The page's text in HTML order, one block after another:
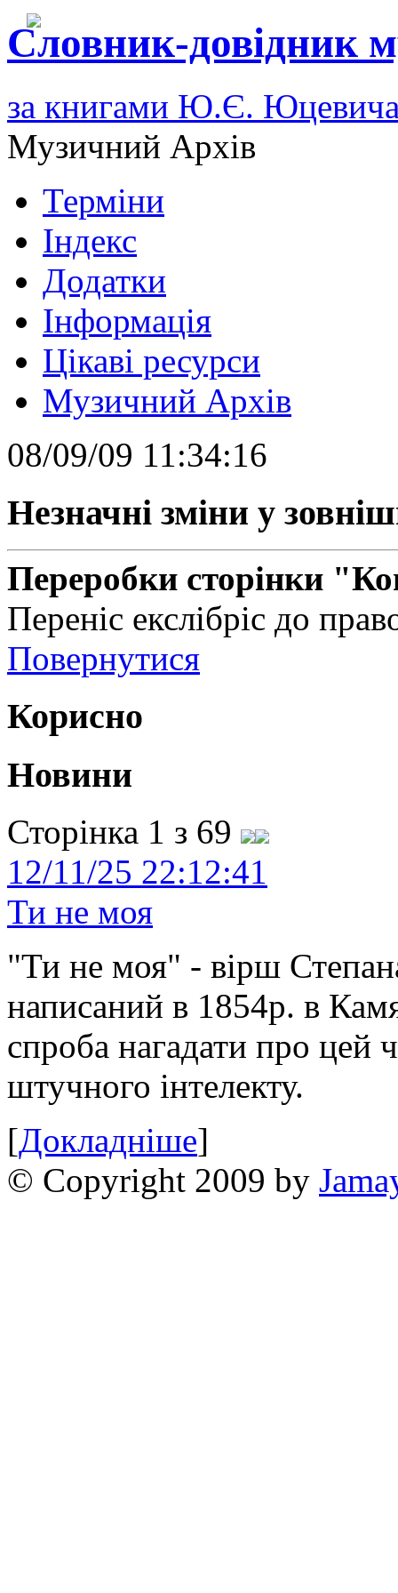
Словник-довідник
за книгами Ю.Є.
Музичний Архів
Терміни
Індекс
Додатки
Інформація
Цікаві ресурси
Музичний Архів
08/09/09 11:34:16
Незначні зміни у
Переробки сторінки
Переніс екслібріс до
Повернутися
Корисно
Новини
Сторінка 1 з 69
12/11/25 22:12:41
Ти не моя
"Ти не моя" - вірш
написаний в 1854р. в
спроба нагадати про цей
штучного інтелекту.
[Докладніше]
© Copyright 2009 by